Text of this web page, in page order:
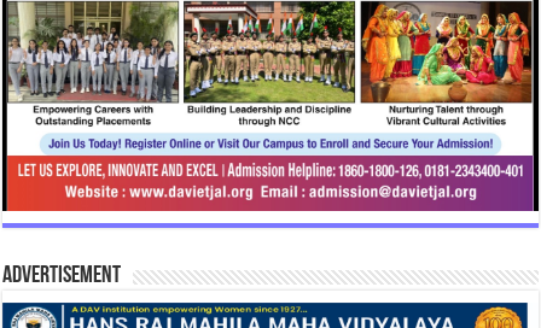
Advertisement